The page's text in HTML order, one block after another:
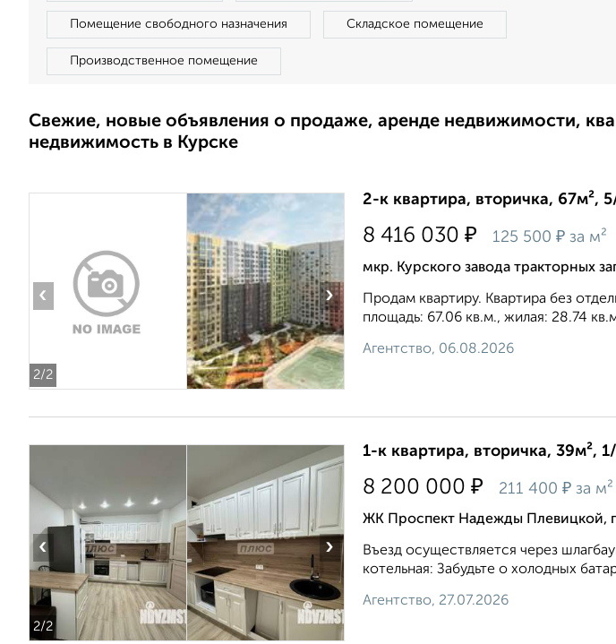
Помещение свободного назначения Складское помещение
Производственное помещение
Свежие, новые объявления о продаже, аренде недвижимости,
недвижимость в Курске
2/2
‹ ›
2-к квартира, вторичка, 67м²,
8 416 030 ₽ 125 500 ₽ за м²
мкр. Курского завода тракторных
Продам квартиру. Квартира без
площадь: 67.06 кв.м., жилая: 28.74
Агентство, 06.08.2026
2/2
‹ ›
1-к квартира, вторичка, 39м²,
8 200 000 ₽ 211 400 ₽ за м²
ЖК Проспект Надежды Плевицкой,
Въезд осуществляется через
котельная: Забудьте о холодных
Агентство, 27.07.2026